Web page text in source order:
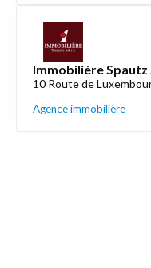
Immobilière Spautz
10 Route de
Agence immobilière